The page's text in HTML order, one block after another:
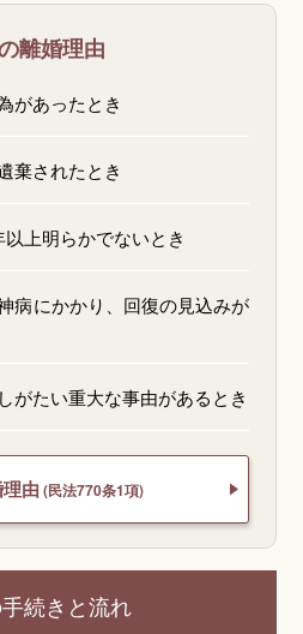
離婚理由
があったとき
棄されたとき
上明らかでないとき
病にかかり、回復の見込みが
がたい重大な事由があるとき
由 (民法770条1項)
続きと流れ